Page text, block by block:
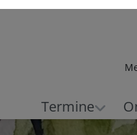
Termine